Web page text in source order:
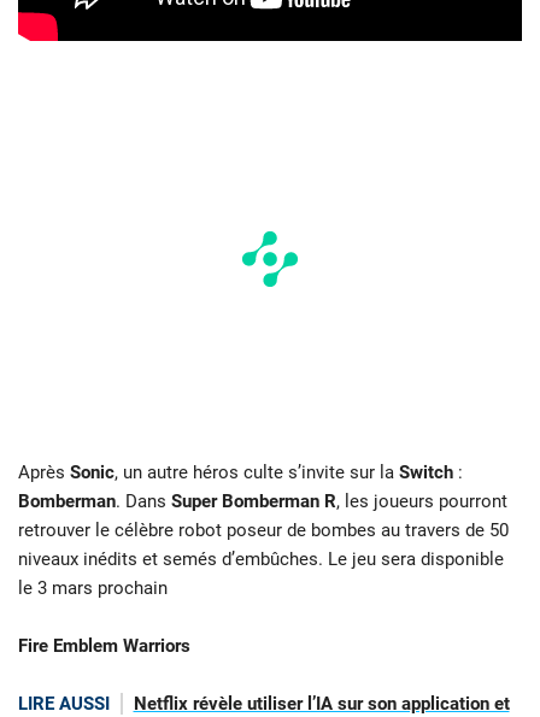
Après Sonic, un autre héros culte s’invite sur la Switch :
Bomberman. Dans Super Bomberman R, les joueurs pourront
retrouver le célèbre robot poseur de bombes au travers de 50
niveaux inédits et semés d’embûches. Le jeu sera disponible
le 3 mars prochain
Fire Emblem Warriors
LIRE AUSSI
Netflix révèle utiliser l’IA sur son application et